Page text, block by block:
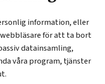
information, eller
för att ta bort
datainsamling,
våra program, tjänster